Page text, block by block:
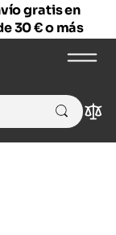
gratis en
30 € o más